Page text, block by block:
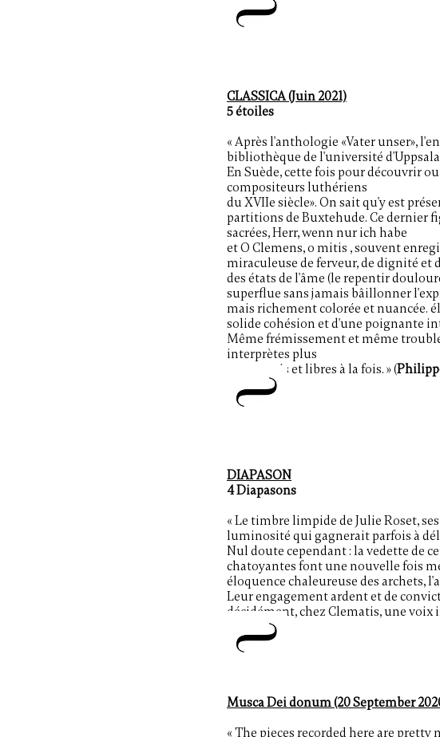
CLASSICA (Juin 2021)
5 étoiles
« Après l'anthologie «Vater unser»,
bibliothèque de l'université
En Suède, cette fois pour découvrir
compositeurs luthériens
du XVIIe siècle». On sait qu'y est
partitions de Buxtehude. Ce dernier
sacrées, Herr, wenn nur ich habe
et O Clemens, o mitis , souvent
miraculeuse de ferveur, de dignité et
des états de l'âme (le repentir
superflue sans jamais bâillonner
mais richement colorée et nuancée.
solide cohésion et d'une poignante
Même frémissement et même
interprètes plus
concentrés et libres à la fois. » (
DIAPASON
4 Diapasons
« Le timbre limpide de Julie Roset,
luminosité qui gagnerait parfois à
Nul doute cependant : la vedette de
chatoyantes font une nouvelle fois
éloquence chaleureuse des archets,
Leur engagementardent et de
décidément, chez Clematis, une voix
Musca Dei donum (20 September
« The pieces recorded here are